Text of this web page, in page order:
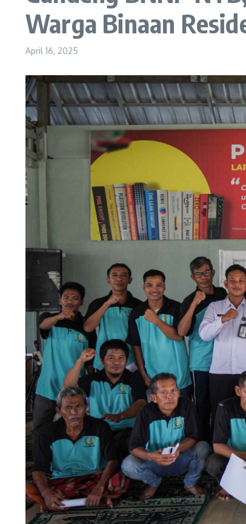
Warga Binaan
April 16, 2025